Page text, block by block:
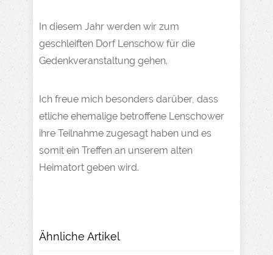
In diesem Jahr werden wir zum
geschleiften Dorf Lenschow für die
Gedenkveranstaltung gehen.
Ich freue mich besonders darüber, dass
etliche ehemalige betroffene Lenschower
ihre Teilnahme zugesagt haben und es
somit ein Treffen an unserem alten
Heimatort geben wird.
Ähnliche Artikel